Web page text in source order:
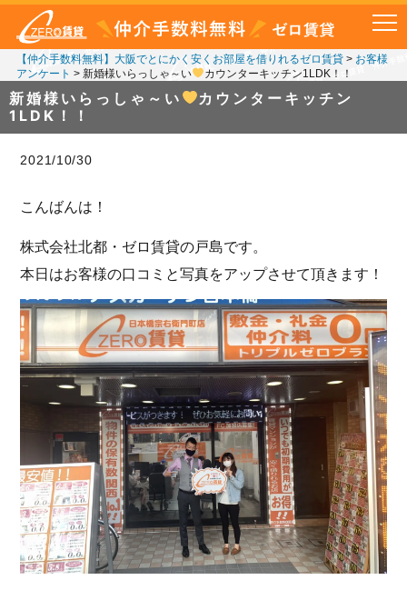
【仲介手数料無料】大阪でとにかく安くお部屋を借りれるゼロ賃貸> お客様
アンケート > 新婚様いらっしゃ～い カウンターキッチン1LDK！！
新婚様いらっしゃ～い
カウンターキッチン
1LDK！！
2021/10/30
こんばんは！
株式会社北都・ゼロ賃貸の戸島です。
本日はお客様の口コミと写真をアップさせて頂きます！